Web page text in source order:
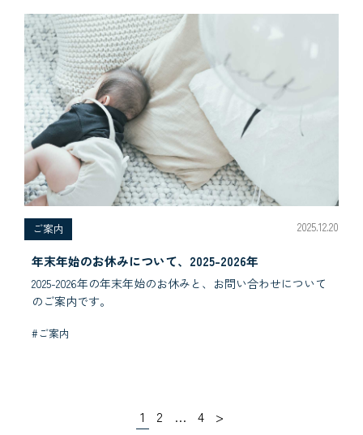
ご案内 2025.12.20
年末年始のお休みについて、2025-2026年
2025-2026年の年末年始のお休みと、お問い合わせについて
のご案内です。
#ご案内
1 2 … 4 >